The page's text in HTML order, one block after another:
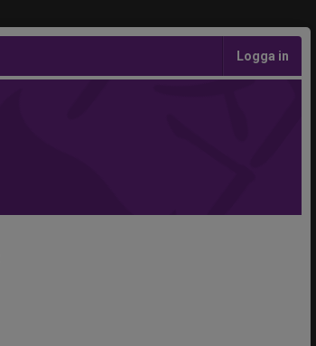
Logga in